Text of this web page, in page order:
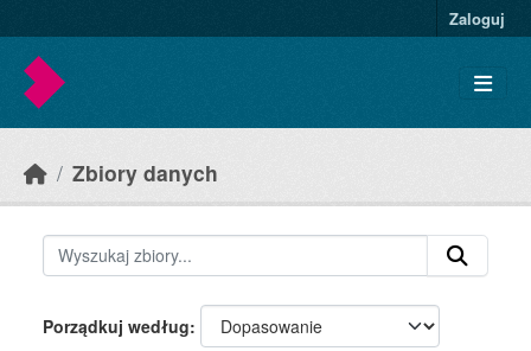
Zaloguj
Zbiory danych
Porządkuj według